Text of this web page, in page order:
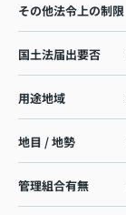
その他法令上の制限
国土法届出要否
用途地域
地目 / 地勢
管理組合有無